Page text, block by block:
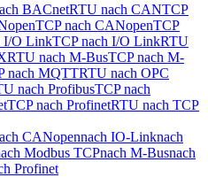
BACnetRTU nach CANTCP
TCP nach CANopenTCP
I/O LinkTCP nach I/O LinkRTU
RTU nach M-BusTCP nach M-
nach MQTTRTU nach OPC
nach ProfibusTCP nach
TCP nach ProfinetRTU nach TCP
CANopennach IO-Linknach
Modbus TCPnach M-Busnach
Profinet